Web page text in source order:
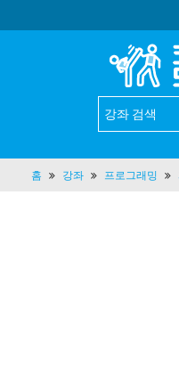
홈 강좌 프로그래밍